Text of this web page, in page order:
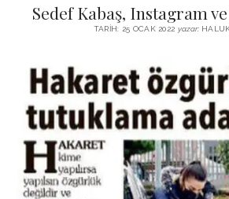
Sedef Kabaş, Instagram
TARIH: 25 OCAK 2022 yazar: